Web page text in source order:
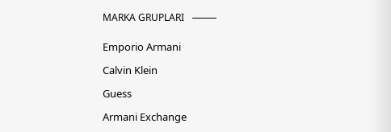
MARKA GRUPLARI
Emporio Armani
Calvin Klein
Guess
Armani Exchange